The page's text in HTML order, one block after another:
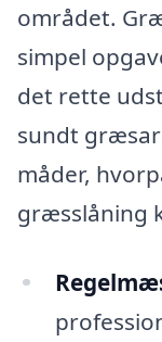
området.
simpel
det rette
sundt
måder,
græsslåning